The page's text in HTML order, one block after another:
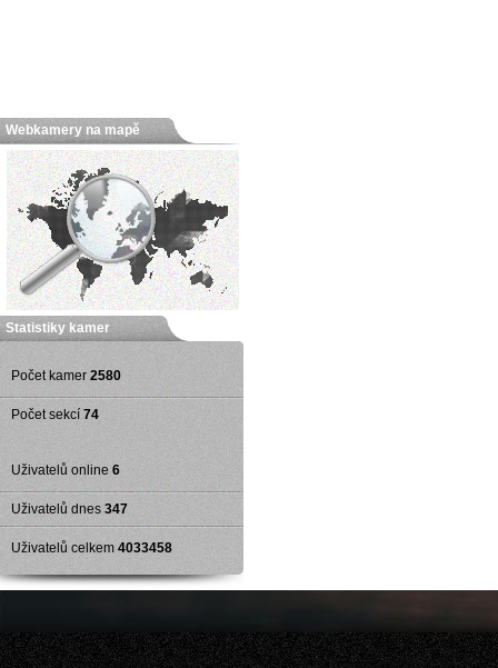
Webkamery na mapě
Statistiky kamer
Počet kamer 2580
Počet sekcí 74
Uživatelů online 6
Uživatelů dnes 347
Uživatelů celkem 4033458